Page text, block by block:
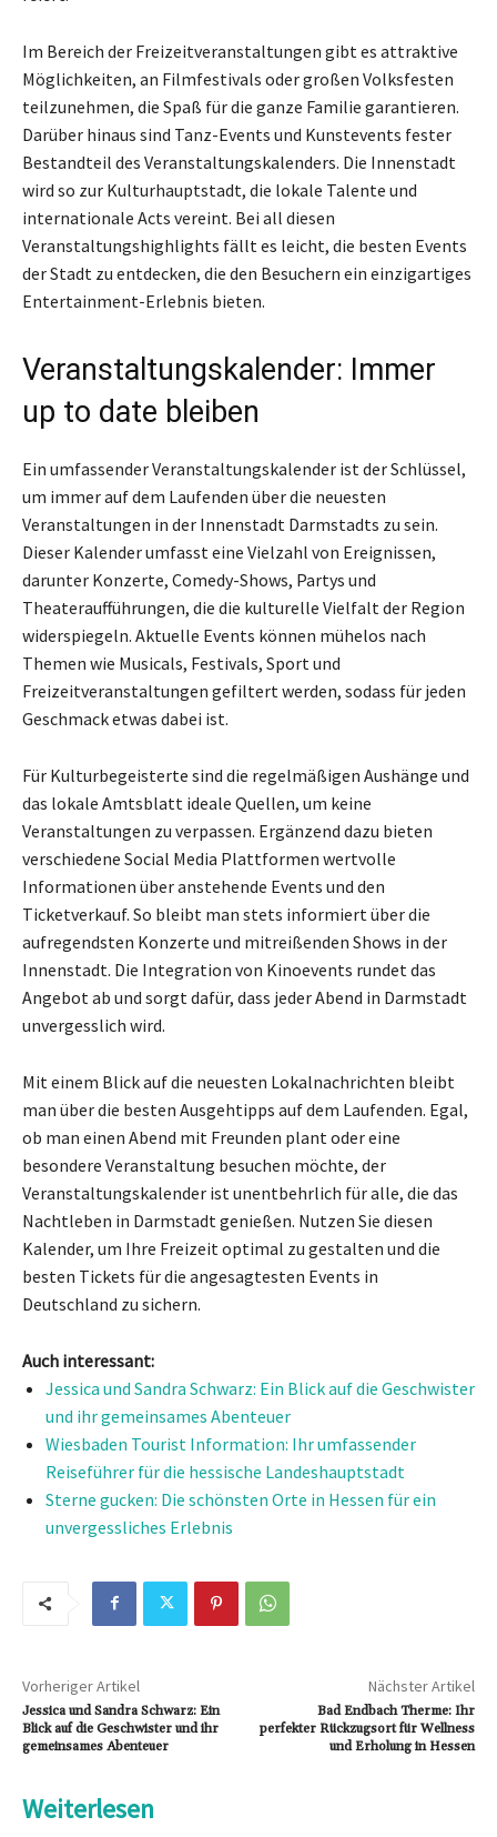
Im Bereich der Freizeitveranstaltungen gibt es attraktive
Möglichkeiten, an Filmfestivals oder großen Volksfesten
teilzunehmen, die Spaß für die ganze Familie garantieren.
Darüber hinaus sind Tanz-Events und Kunstevents fester
Bestandteil des Veranstaltungskalenders. Die Innenstadt
wird so zur Kulturhauptstadt, die lokale Talente und
internationale Acts vereint. Bei all diesen
Veranstaltungshighlights fällt es leicht, die besten Events
der Stadt zu entdecken, die den Besuchern ein einzigartiges
Entertainment-Erlebnis bieten.
Veranstaltungskalender: Immer
up to date bleiben
Ein umfassender Veranstaltungskalender ist der Schlüssel,
um immer auf dem Laufenden über die neuesten
Veranstaltungen in der Innenstadt Darmstadts zu sein.
Dieser Kalender umfasst eine Vielzahl von Ereignissen,
darunter Konzerte, Comedy-Shows, Partys und
Theateraufführungen, die die kulturelle Vielfalt der Region
widerspiegeln. Aktuelle Events können mühelos nach
Themen wie Musicals, Festivals, Sport und
Freizeitveranstaltungen gefiltert werden, sodass für jeden
Geschmack etwas dabei ist.
Für Kulturbegeisterte sind die regelmäßigen Aushänge und
das lokale Amtsblatt ideale Quellen, um keine
Veranstaltungen zu verpassen. Ergänzend dazu bieten
verschiedene Social Media Plattformen wertvolle
Informationen über anstehende Events und den
Ticketverkauf. So bleibt man stets informiert über die
aufregendsten Konzerte und mitreißenden Shows in der
Innenstadt. Die Integration von Kinoevents rundet das
Angebot ab und sorgt dafür, dass jeder Abend in Darmstadt
unvergesslich wird.
Mit einem Blick auf die neuesten Lokalnachrichten bleibt
man über die besten Ausgehtipps auf dem Laufenden. Egal,
ob man einen Abend mit Freunden plant oder eine
besondere Veranstaltung besuchen möchte, der
Veranstaltungskalender ist unentbehrlich für alle, die das
Nachtleben in Darmstadt genießen. Nutzen Sie diesen
Kalender, um Ihre Freizeit optimal zu gestalten und die
besten Tickets für die angesagtesten Events in
Deutschland zu sichern.
Auch interessant:
Jessica und Sandra Schwarz: Ein Blick auf die Geschwister
und ihr gemeinsames Abenteuer
Wiesbaden Tourist Information: Ihr umfassender
Reiseführer für die hessische Landeshauptstadt
Sterne gucken: Die schönsten Orte in Hessen für ein
unvergessliches Erlebnis
Vorheriger Artikel
Jessica und Sandra Schwarz: Ein
Blick auf die Geschwister und ihr
gemeinsames Abenteuer
Nächster Artikel
Bad Endbach Therme: Ihr
perfekter Rückzugsort für Wellness
und Erholung in Hessen
Weiterlesen